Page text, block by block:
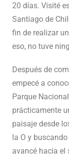
20 días. Visité
Santiago de
fin de realizar
eso, no tuve
Después de
empecé a
Parque
prácticamente
paisaje desde
la O y
avancé hacia el